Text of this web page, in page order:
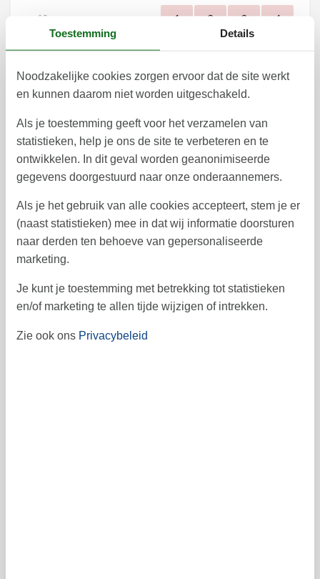
13 1 2 3 4
5 6 7
15 12 13 14 15 16 17 18
27
18
mei 2027
ma di wo do vr za zo
18
19 10 11 12 13 14 15 16
Toestemming Details
Noodzakelijke cookies zorgen ervoor dat de site werkt
en kunnen daarom niet worden uitgeschakeld.
Als je toestemming geeft voor het verzamelen van
statistieken, help je ons de site te verbeteren en te
ontwikkelen. In dit geval worden geanonimiseerde
gegevens doorgestuurd naar onze onderaannemers.
Als je het gebruik van alle cookies accepteert, stem je er
(naast statistieken) mee in dat wij informatie doorsturen
naar derden ten behoeve van gepersonaliseerde
marketing.
Je kunt je toestemming met betrekking tot statistieken
en/of marketing te allen tijde wijzigen of intrekken.
Zie ook ons Privacybeleid